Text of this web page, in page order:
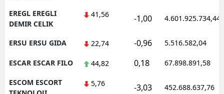
EREGL EREGLI
DEMIR CELIK
41,56 -1,00 4.601.925.734,44
ERSU ERSU GIDA 22,74 -0,96 5.516.582,04
ESCAR ESCAR FILO 44,82 0,18 67.898.891,58
ESCOM ESCORT
5,76 -3,03 452.688.637,76